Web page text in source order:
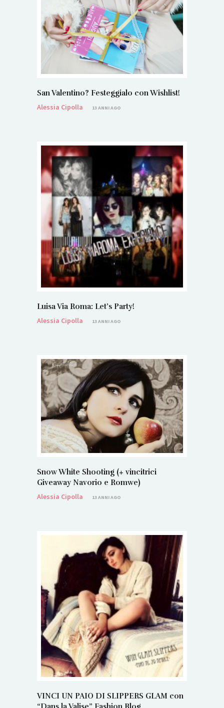
San Valentino? Festeggialo con Wishlist!
Alessia Cipolla
13 ANNI AGO
Luisa Via Roma: Let’s Party!
Alessia Cipolla
13 ANNI AGO
Snow White Shooting (+ vincitrici
Giveaway Navorio e Romwe)
Alessia Cipolla
13 ANNI AGO
VINCI UN PAIO DI SLIPPERS GLAM con